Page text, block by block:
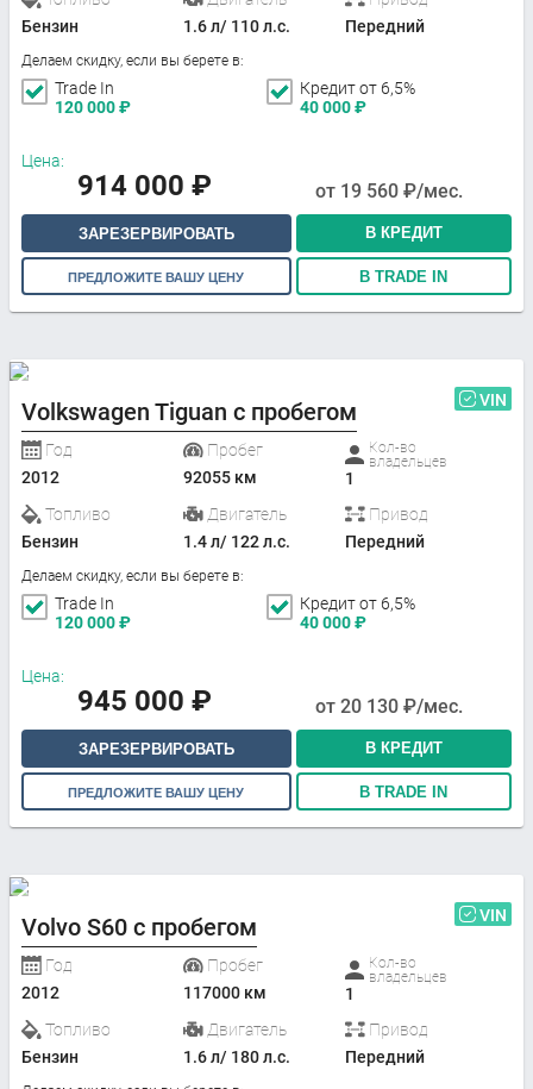
Бензин
1.6 л/ 110 л.с.
Передний
Делаем скидку, если вы берете в:
Trade In
120 000₽
Кредит от 6,5%
40 000₽
Цена:
914 000 ₽ от 19 560 ₽/мес.
ЗАРЕЗЕРВИРОВАТЬ В КРЕДИТ
ПРЕДЛОЖИТЕ ВАШУ ЦЕНУ В TRADE IN
Volkswagen Tiguan с пробегом VIN
Год
2012
Пробег
92055 км
Кол-во
владельцев
1
Топливо
Бензин
Двигатель
1.4 л/ 122 л.с.
Привод
Передний
Делаем скидку, если вы берете в:
Trade In
120 000₽
Кредит от 6,5%
40 000₽
Цена:
945 000 ₽ от 20 130 ₽/мес.
ЗАРЕЗЕРВИРОВАТЬ В КРЕДИТ
ПРЕДЛОЖИТЕ ВАШУ ЦЕНУ В TRADE IN
Volvo S60 с пробегом VIN
Год
2012
Пробег
117000 км
Кол-во
владельцев
1
Топливо
Бензин
Двигатель
1.6 л/ 180 л.с.
Привод
Передний